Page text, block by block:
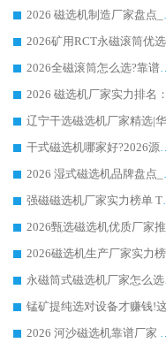
2026 磁
2026全磁滚筒怎么选?靠谱
干式磁选机哪家好?2026源头厂
2026 湿式
强磁磁选机
永磁筒式
2026 河沙磁选机靠谱厂家